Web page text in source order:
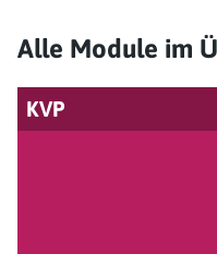
Alle Module im
KVP